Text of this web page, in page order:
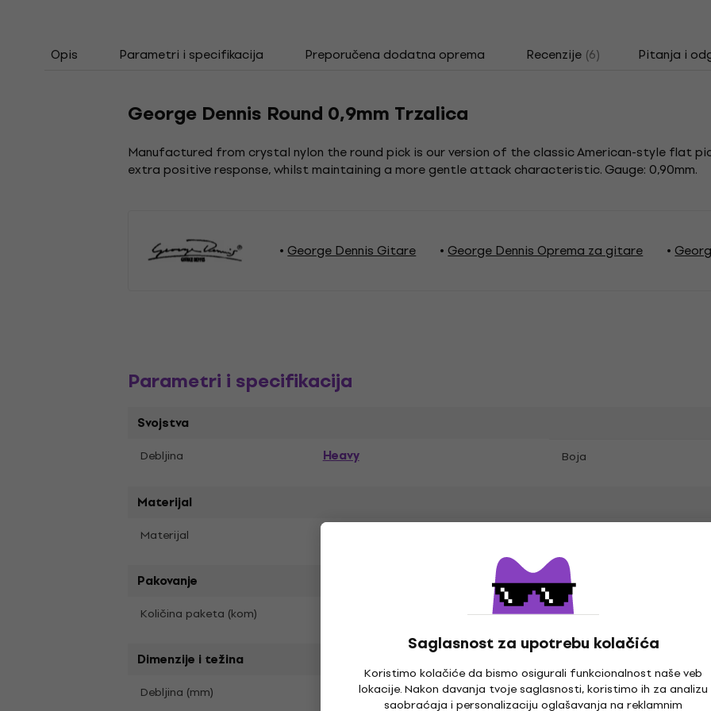
Saglasnost za upotrebu kolačića
Koristimo kolačiće da bismo osigurali funkcionalnost naše veb
lokacije. Nakon davanja tvoje saglasnosti, koristimo ih za analizu
saobraćaja i personalizaciju oglašavanja na reklamnim
Opis Parametri i specifikacija Preporučena dodatna oprema Recenzije (6) Pitanja i
George Dennis Round 0,9mm Trzalica
Manufactured from crystal nylon the round pick is our version of the classic American-style flat
extra positive response, whilst maintaining a more gentle attack characteristic. Gauge: 0,90mm.
George Dennis Gitare George Dennis Oprema za gitare
Parametri i specifikacija
Svojstva
Debljina Heavy Boja
Materijal
Materijal
Pakovanje
Količina paketa (kom)
Dimenzije i težina
Debljina (mm)